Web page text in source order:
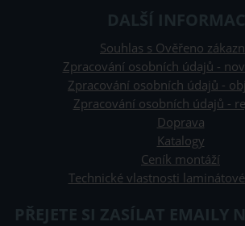
DALŠÍ
Souhlas s Ověřeno
Zpracování osobních údajů -
Zpracování osobních údajů -
Zpracování osobních údajů -
Doprava
Katalogy
Ceník montáží
Technické vlastnosti
PŘEJETE SI ZASÍLAT EMAILY